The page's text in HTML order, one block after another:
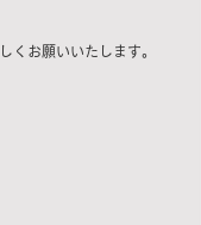
くお願いいたします。